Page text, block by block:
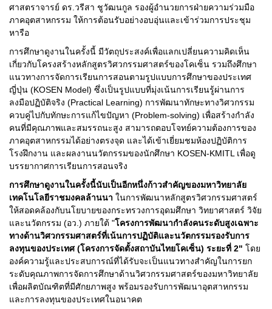
ศาสตราจารย์ ดร.วรีสา ชูวัฒนกูล รองผู้อำนวยการฝ่ายความร่วมมือ
ภาคอุตสาหกรรม ให้การต้อนรับอย่างอบอุ่นและเข้าร่วมการประชุม
หารือ
การศึกษาดูงานในครั้งนี้ มีวัตถุประสงค์เพื่อแลกเปลี่ยนความคิดเห็น
เกี่ยวกับโครงสร้างหลักสูตรวิศวกรรมศาสตร์ของโคเซ็น รวมถึงศึกษา
แนวทางการจัดการเรียนการสอนตามรูปแบบการศึกษาของประเทศ
ญี่ปุ่น (KOSEN Model) ซึ่งเป็นรูปแบบที่มุ่งเน้นการเรียนรู้ผ่านการ
ลงมือปฏิบัติจริง (Practical Learning) การพัฒนาทักษะทางวิศวกรรม
ควบคู่ไปกับทักษะการแก้ไขปัญหา (Problem-solving) เพื่อสร้างกำลัง
คนที่มีคุณภาพและสมรรถนะสูง สามารถตอบโจทย์ความต้องการของ
ภาคอุตสาหกรรมได้อย่างตรงจุด และได้เข้าเยี่ยมชมห้องปฏิบัติการ
โรงฝึกงาน และผลงานนวัตกรรมของนักศึกษา KOSEN-KMITL เพื่อดู
บรรยากาศการเรียนการสอนจริง
การศึกษาดูงานในครั้งนี้นับเป็นอีกหนึ่งก้าวสำคัญของมหาวิทยาลัย
เทคโนโลยีราชมงคลล้านนา ในการพัฒนาหลักสูตรวิศวกรรมศาสตร์
ให้สอดคล้องกับนโยบายของกระทรวงการอุดมศึกษา วิทยาศาสตร์ วิจัย
และนวัตกรรม (อว.) ภายใต้ "โครงการพัฒนากำลังคนระดับสูงเฉพาะ
ทางด้านวิศวกรรมศาสตร์ที่เน้นการปฏิบัติและนวัตกรรมรองรับการ
ลงทุนของประเทศ (โครงการจัดตั้งสถาบันไทยโคเซ็น) ระยะที่ 2" โดย
องค์ความรู้และประสบการณ์ที่ได้รับจะเป็นแนวทางสำคัญในการยก
ระดับคุณภาพการจัดการศึกษาด้านวิศวกรรมศาสตร์ของมหาวิทยาลัย
เพื่อผลิตบัณฑิตที่มีศักยภาพสูง พร้อมรองรับการพัฒนาอุตสาหกรรม
และการลงทุนของประเทศในอนาคต